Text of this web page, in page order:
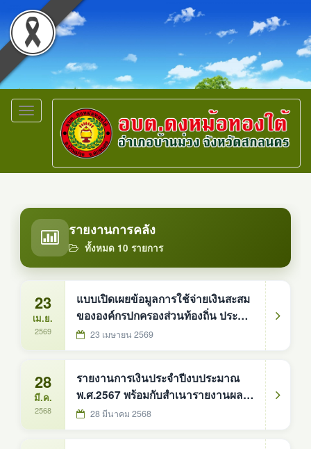
Toggle
navigation
รายงานการคลัง
ทั้งหมด 10 รายการ
23
เม.ย.
2569
แบบเปิดเผยข้อมูลการใช้จ่ายเงินสะสม
ขององค์กรปกครองส่วนท้องถิ่น ประจำ
ปีงบประมาณ 2568
23 เมษายน 2569
28
มี.ค.
2568
รายงานการเงินประจำปีงบประมาณ
พ.ศ.2567 พร้อมกับสำเนารายงานผล
การตรวจสอบของสำนักงานการตรวจ
28 มีนาคม 2568